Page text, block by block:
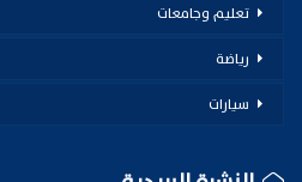
تعليم وجامعات
رياضة
سيارات